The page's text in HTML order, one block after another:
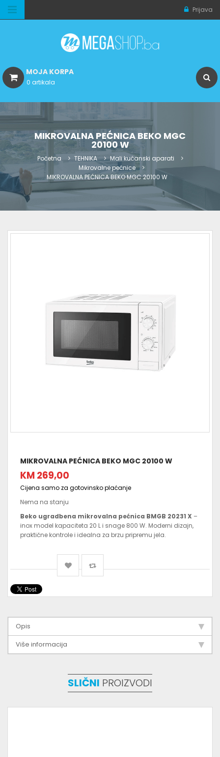
Prijava
MOJA KORPA
0 artikala
MIKROVALNA PEĆNICA BEKO MGC
20100 W
Početna TEHNIKA
Mali kućanski aparati
Mikrovalne pećnice
MIKROVALNA PEĆNICA BEKO MGC 20100 W
MIKROVALNA PEĆNICA BEKO MGC 20100 W
KM 269,00
Cijena samo za gotovinsko plaćanje
Nema na stanju
Beko ugradbena mikrovalna pećnica BMGB 20231 X –
inox model kapaciteta 20 L i snage 800 W. Moderni dizajn,
praktične kontrole i idealna za brzu pripremu jela.
Opis
Više informacija
SLIČNI PROIZVODI